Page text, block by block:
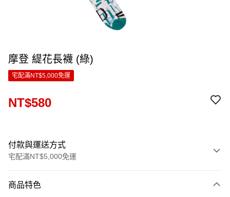
摩登 緹花長襪 (綠)
宅配滿NT$5,000免運
NT$580
付款與運送方式
宅配滿NT$5,000免運
信用卡一次付款
商品特色